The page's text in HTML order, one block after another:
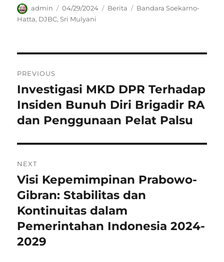
Author
admin
Posted
on
04/29/2024 Categories
Berita Tags
Bandara Soekarno-
Hatta, DJBC,Sri Mulyani
pos
PREVIOUS
Previous
post:
Investigasi MKD DPR Terhadap
Insiden Bunuh Diri Brigadir RA
dan Penggunaan Pelat Palsu
NEXT
Next
post:
Visi Kepemimpinan Prabowo-
Gibran: Stabilitas dan
Kontinuitas dalam
Pemerintahan Indonesia 2024-
2029